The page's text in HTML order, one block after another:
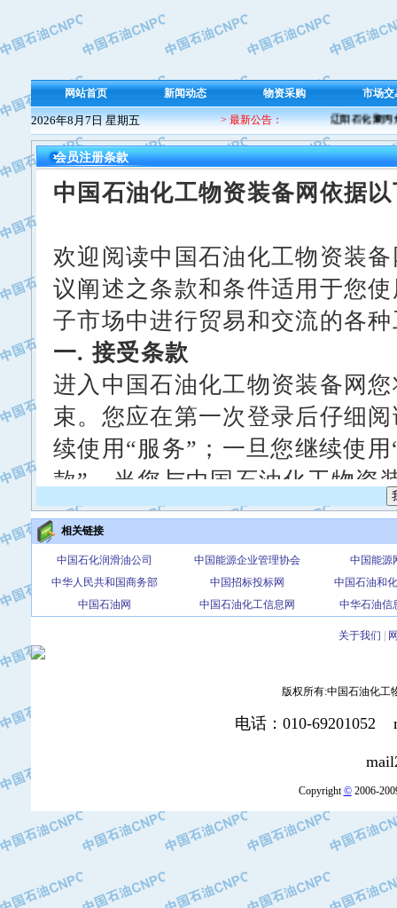
网站首页 新闻动态 物资采购 市场交
2026年8月7日 星期五 > 最新公告： 辽阳石化聚丙
会员注册条款
相关链接
中国石化润滑油公司 中国能源企业管理协会
中国能源
中华人民共和国商务部
中国招标投标网
中国石油和
中国石油网
中国石油化工信息网 中华石油信
关于我们
版权所有:中国石油化工
电话：010-69201052
Copyright©2006-